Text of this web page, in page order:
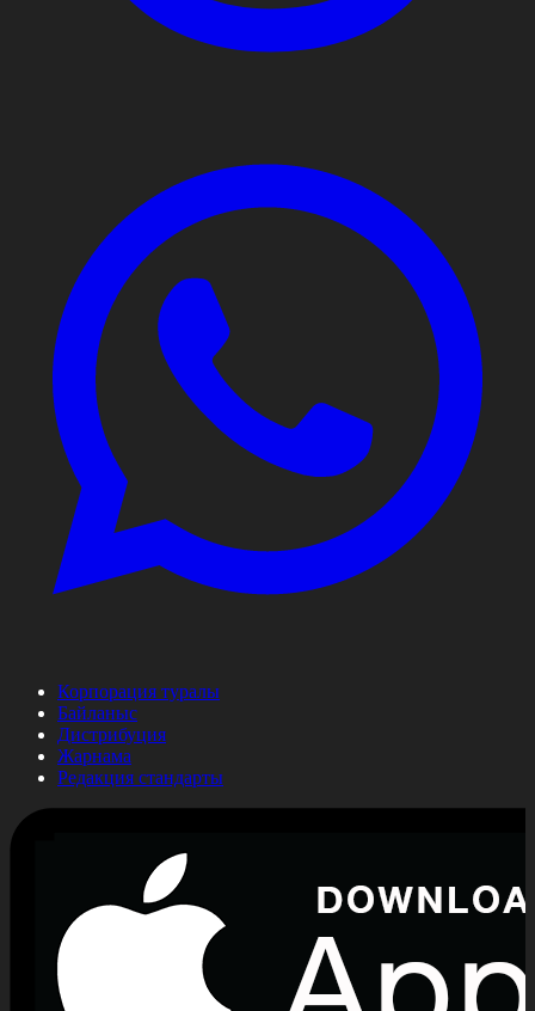
Корпорация туралы
Байланыс
Дистрибуция
Жарнама
Редакция стандарты